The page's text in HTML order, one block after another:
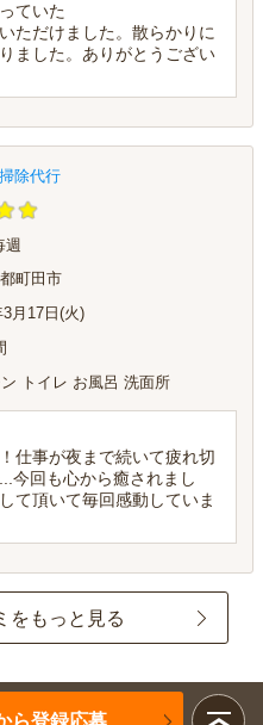
ていた
ただけました。散らかりに
ました。ありがとうござい
除代行
週
町田市
3月17日(火)
トイレ お風呂 洗面所
仕事が夜まで続いて疲れ切
今回も心から癒されまし
て頂いて毎回感動していま
をもっと見る
ら登録応募